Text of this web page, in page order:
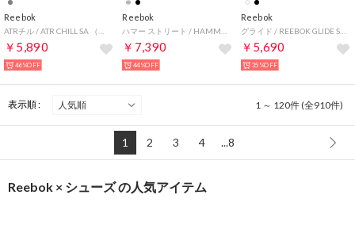
Reebok
￥5,890
46%OFF
Reebok
￥7,390
44%OFF
Reebok
グライド / REEBOK GLIDE SA （ブラック）
￥5,690
35%OFF
表示順 : 1 ～ 120件 (全910件)
1 2 3 4 ...8
Reebok × シューズ の人気アイテム